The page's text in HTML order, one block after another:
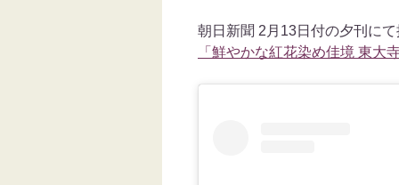
朝日新聞 2月13日付の夕刊に
「鮮やかな紅花染め佳境 東大